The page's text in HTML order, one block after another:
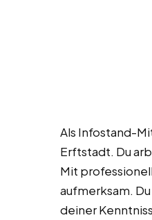
Als Infostand-
Erftstadt. Du
Mit
aufmerksam.
deiner